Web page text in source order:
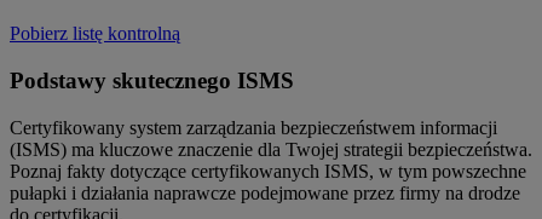
Pobierz listę kontrolną
Podstawy skutecznego ISMS
Certyfikowany system zarządzania bezpieczeństwem informacji
(ISMS) ma kluczowe znaczenie dla Twojej strategii bezpieczeństwa.
Poznaj fakty dotyczące certyfikowanych ISMS, w tym powszechne
pułapki i działania naprawcze podejmowane przez firmy na drodze
do certyfikacji.